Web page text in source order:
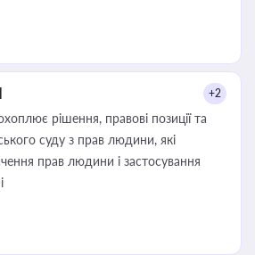
+2
рішення, правові позиції та
суду з прав людини, які
прав людини і застосування